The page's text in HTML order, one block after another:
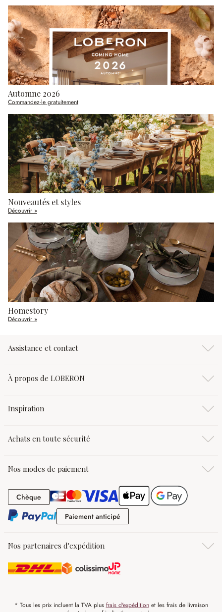
Automne 2026
Commandez-le gratuitement
Nouveautés et styles
Découvrir »
Homestory
Découvrir »
Assistance et contact
À propos de LOBERON
Inspiration
Achats en toute sécurité
Nos modes de paiement
Chèque Chèque
Paiement anticipé
Nos partenaires d'expédition
* Tous les prix incluent la TVA plus frais d'expéditionet les frais de livraison